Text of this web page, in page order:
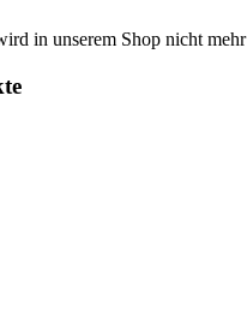
in unserem Shop nicht